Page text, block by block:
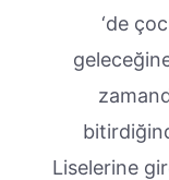
‘de
Liselerine